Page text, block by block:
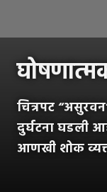
चित्रपट
दुर्घटना घडली
आणखी शोक